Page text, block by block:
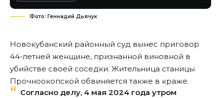
Фото: Геннадий Дьячук
Новокубанский районный суд вынес приговор
44-летней женщине, признанной виновной в
убийстве своей соседки. Жительница станицы
Прочноокопской обвиняется также в краже.
Согласно делу, 4 мая 2024 года утром